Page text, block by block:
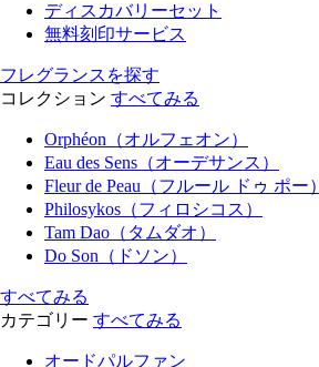
ディスカバリーセット
無料刻印サービス
フレグランスを探す
コレクション すべてみる
Orphéon（オルフェオン）
Eau des Sens（オーデサンス）
Fleur de Peau（フルール ドゥ ポー）
Philosykos（フィロシコス）
Tam Dao（タムダオ）
Do Son（ドソン）
すべてみる
カテゴリー すべてみる
オードパルファン